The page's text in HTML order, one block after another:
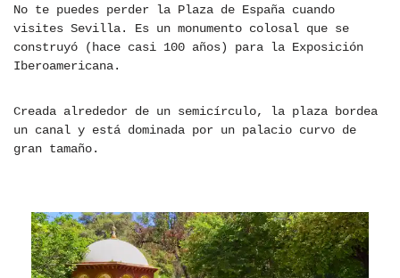
No te puedes perder la Plaza de España cuando
visites Sevilla. Es un monumento colosal que se
construyó (hace casi 100 años) para la Exposición
Iberoamericana.
Creada alrededor de un semicírculo, la plaza bordea
un canal y está dominada por un palacio curvo de
gran tamaño.